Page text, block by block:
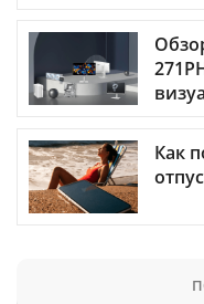
Как